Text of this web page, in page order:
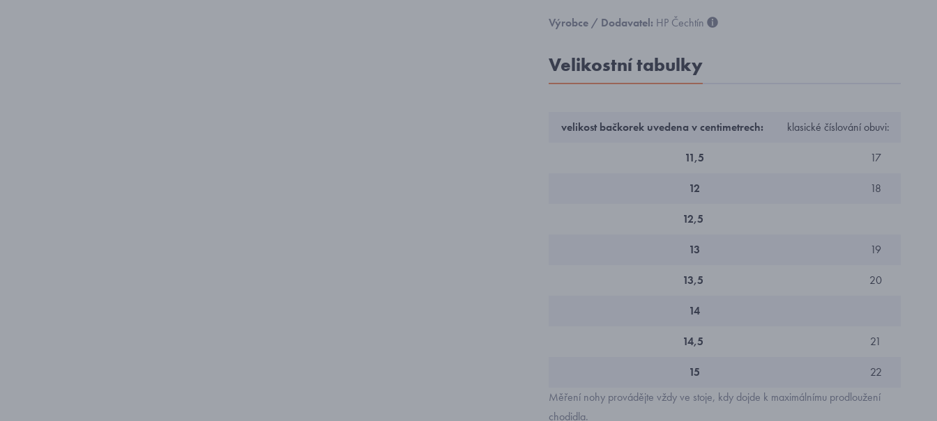
Výrobce / Dodavatel: HP Čechtín
Velikostní tabulky
velikost bačkorek uvedena v centimetrech: klasické číslování obuvi:
11,5 17
12 18
12,5
13 19
13,5 20
14
14,5 21
15
22
Měření nohy provádějte vždy ve stoje, kdy dojde k maximálnímu prodloužení
chodidla.